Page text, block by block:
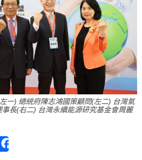
一) 總統府陳志鴻國策顧問(左二) 台灣氣
長(右二) 台灣永續能源研究基金會周麗